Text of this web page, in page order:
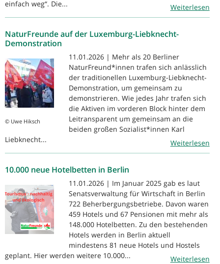
einfach weg“. Die... Weiterlesen
NaturFreunde auf der Luxemburg-Liebknecht-
Demonstration
© Uwe Hiksch
11.01.2026 | Mehr als 20 Berliner
NaturFreund*innen trafen sich anlässlich
der traditionellen Luxemburg-Liebknecht-
Demonstration, um gemeinsam zu
demonstrieren. Wie jedes Jahr trafen sich
die Aktiven im vorderen Block hinter dem
Leitransparent um gemeinsam an die
beiden großen Sozialist*innen Karl
Liebknecht...
Weiterlesen
10.000 neue Hotelbetten in Berlin
11.01.2026 | Im Januar 2025 gab es laut
Senatsverwaltung für Wirtschaft in Berlin
722 Beherbergungsbetriebe. Davon waren
459 Hotels und 67 Pensionen mit mehr als
148.000 Hotelbetten. Zu den bestehenden
Hotels werden in Berlin aktuell
mindestens 81 neue Hotels und Hostels
geplant. Hier werden weitere 10.000...
Weiterlesen